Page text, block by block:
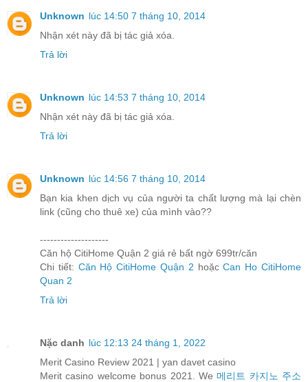
Unknown lúc 14:50 7 tháng 10, 2014
Nhận xét này đã bị tác giả xóa.
Trả lời
Unknown lúc 14:53 7 tháng 10, 2014
Nhận xét này đã bị tác giả xóa.
Trả lời
Unknown lúc 14:56 7 tháng 10, 2014
Bạn kia khen dịch vụ của người ta chất lượng mà lại chèn
link (cũng cho thuê xe) của mình vào??
--------------------
Căn hộ CitiHome Quận 2 giá rẻ bất ngờ 699tr/căn
Chi tiết: Căn Hộ CitiHome Quận 2 hoặcCan Ho CitiHome
Quan 2
Trả lời
Nặc danh lúc 12:13 24 tháng 1, 2022
Merit Casino Review 2021 | yan davet casino
Merit casino welcome bonus 2021. We메리트 카지노 주소